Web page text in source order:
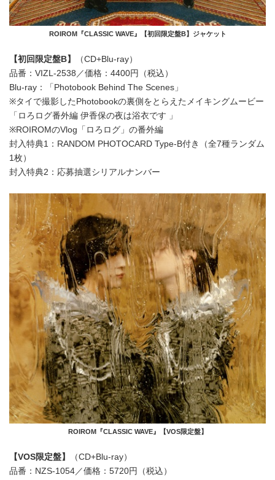
ROIROM『CLASSIC WAVE』【初回限定盤B】ジャケット
【初回限定盤B】
（CD+Blu-ray）
品番：VIZL-2538／価格：4400円（税込）
Blu-ray：「Photobook Behind The Scenes」
※タイで撮影したPhotobookの裏側をとらえたメイキングムービー
「ロろログ番外編 伊香保の夜は浴衣です 」
※ROIROMのVlog「ロろログ」の番外編
封入特典1：RANDOM PHOTOCARD Type-B付き（全7種ランダム
1枚）
封入特典2：応募抽選シリアルナンバー
ROIROM『CLASSIC WAVE』【VOS限定盤】
【VOS限定盤】
（CD+Blu-ray）
品番：NZS-1054／価格：5720円（税込）